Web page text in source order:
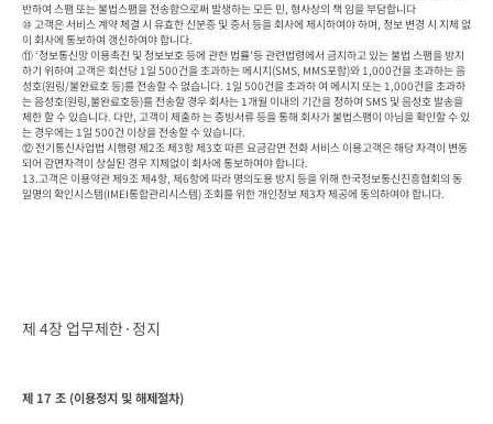
반하여 스팸 또는 불법스팸을 전송함으로써 발생하는 모든 민, 형사상의 책 임을 부담합니다
⑩ 고객은 서비스 계약 체결 시 유효한 신분증 및 증서 등을 회사에 제시하여야 하며, 정보 변경 시 지체 없
이 회사에 통보하여 갱신하여야 합니다.
⑪ ‘정보통신망 이용촉진 및 정보보호 등에 관한 법률’등 관련법령에서 금지하고 있는 불법 스팸을 방지
하기 위하여 고객은 회선당 1일 500건을 초과하는 메시지(SMS, MMS포함)와 1,000건을 초과하는 음
성호(원링/불완료호 등)를 전송할 수 없습니다. 1일 500건을 초과하 여 메시지 또는 1,000건을 초과하
는 음성호(원링,불완료호등)를 전송할 경우 회사는 1개월 이내의 기간을 정하여 SMS 및 음성호 발송을
제한 할 수 있습니다. 다만, 고객이 제출하 는 증빙서류 등을 통해 회사가 불법스팸이 아님을 확인할 수 있
는 경우에는 1일 500건 이상을 전송할 수 있습니다.
⑫ 전기통신사업법 시행령 제2조 제3항 제3호 따른 요금감면 전화 서비스 이용고객은 해당 자격이 변동
되어 감면자격이 상실된 경우 지체없이 회사에 통보하여야 합니다.
13.고객은 이용약관 제9조 제4항, 제6항에 따라 명의도용 방지 등을 위해 한국정보통신진흥협회의 동
일명의 확인시스템(IMEI통합관리시스템) 조회를 위한 개인정보 제3자 제공에 동의하여야 합니다.
제 4장 업무제한·정지
제 17 조 (이용정지 및 해제절차)